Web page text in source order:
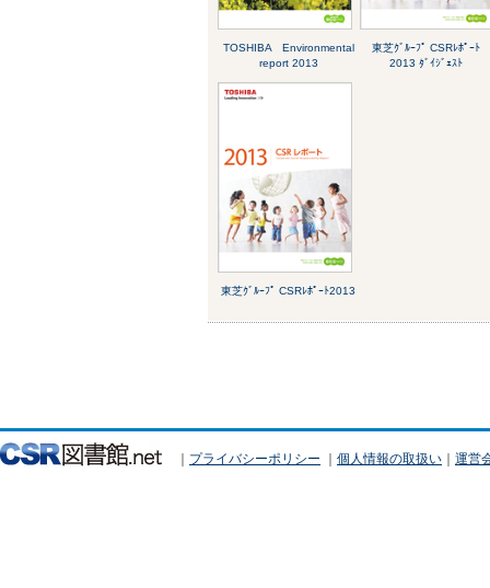
TOSHIBA Environmental
report 2013
東芝ｸﾞﾙｰﾌﾟ CSRﾚﾎﾟｰﾄ
2013 ﾀﾞｲｼﾞｪｽﾄ
東芝ｸﾞﾙｰﾌﾟ CSRﾚﾎﾟｰﾄ2013
｜ プライバシーポリシー ｜ 個人情報の取扱い ｜ 運営